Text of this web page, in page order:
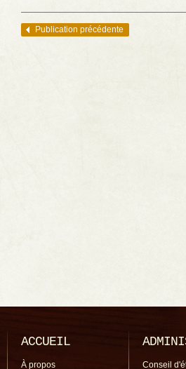
Navigation des articles
Publication précédente
ACCUEIL
À propos
Conseil